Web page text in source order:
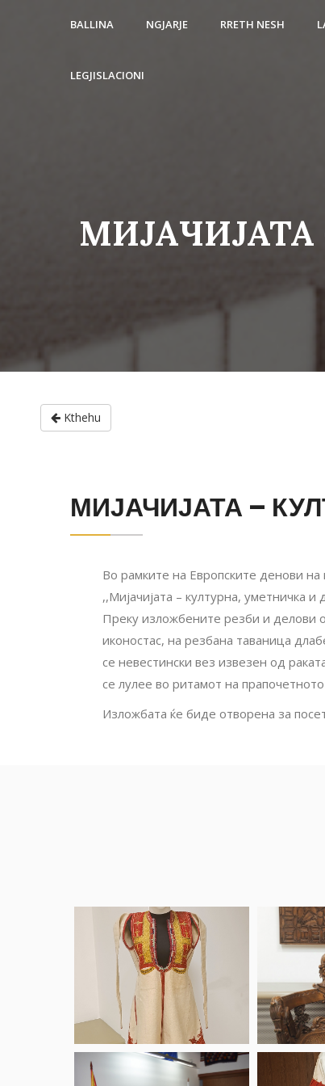
Kthehu
BALLINA NGJARJE RRETH NESH
LEGJISLACIONI
МИЈАЧИЈАТА –
Во рамките на Европските денови
,,Мијачијата – културна, уметничка и
Преку изложбените резби и делови
иконостас, на резбана таваница
се невестински вез извезен од
се лулее во ритамот на прапочетното
Изложбата ќе биде отворена за